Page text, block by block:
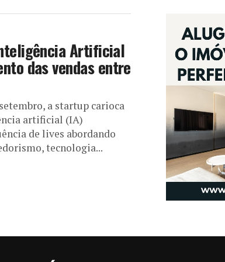
Artificial
das vendas entre
a startup carioca
artificial (IA)
de lives abordando
tecnologia...